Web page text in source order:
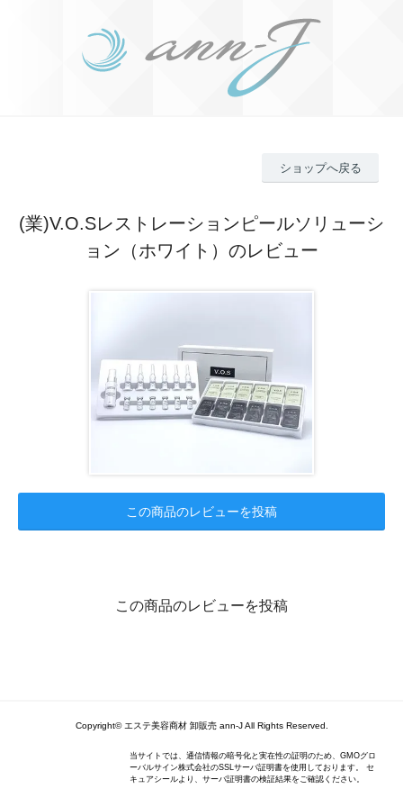
ショップへ戻る
(業)V.O.Sレストレーションピールソリューシ
ョン（ホワイト）のレビュー
この商品のレビューを投稿
この商品のレビューを投稿
Copyright© エステ美容商材 卸販売 ann-J All Rights Reserved.
当サイトでは、通信情報の暗号化と実在性の証明のため、GMOグロ
ーバルサイン株式会社のSSLサーバ証明書を使用しております。 セ
キュアシールより、サーバ証明書の検証結果をご確認ください。